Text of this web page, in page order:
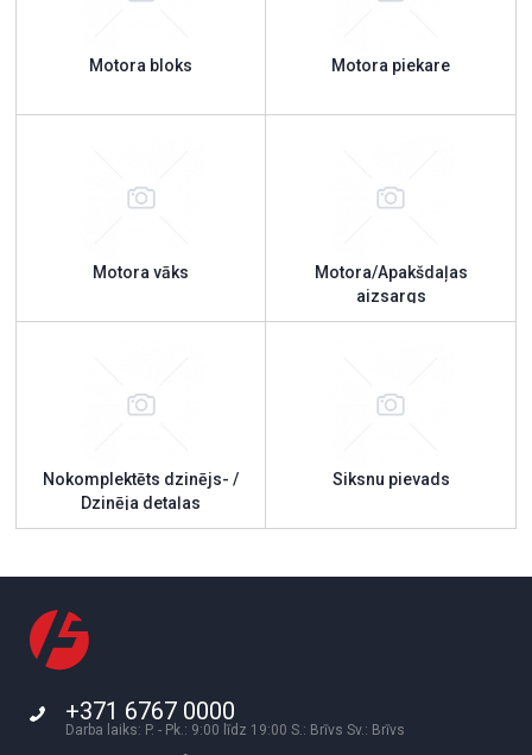
Motora bloks Motora piekare
Motora vāks
Motora/Apakšdaļas
aizsargs
Nokomplektēts dzinējs- /
Dzinēja detaļas
Siksnu pievads
+371 6767 0000
Darba laiks: P. - Pk.: 9:00 līdz 19:00 S.: Brīvs Sv.: Brīvs